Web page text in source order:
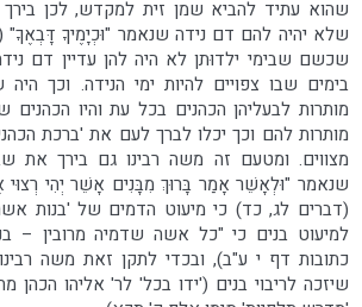
שהוא עתיד להביא שמן זית למקדש, לכן
שלא יהיה להם דם נידה שנאמר "וּכְיָמֶיךָ דָּבְאֶךָ"
שכשם שבימי ילדוּתן לא היה להן עדיין דם
בימים שבו צפויים להיות ימי הנידה. וכך
מותרות לבעליהן הכהנים בכל עת והיו
מותרות להם וכך יכלו לברך לעם את 'ברכת
מצווים. ומטעם זה משה רבינו גם בירך את
שנאמר "וּלְאָשֵׁר אָמַר בָּרוּךְ מִבָּנִים אָשֵׁר יְהִי רְצוּי
(דברים לג, כד) כי מיעוט הדמים של 'בנות
למיעוט בנים כי "כל אשה שדמיה מרובין –
כתובות דף י ע"ב), ובכדי לתקן זאת משה
שיזכה לריבוי בנים ('ידו בכל' לר' אליהו